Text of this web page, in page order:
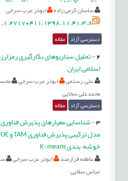
ساسان کرمی زاده ابوذر عرب سرخی
دسترسی آزاد مقاله
2
-تحلیل سناریو‌های بکارگیری
اسلامی ایران
علی رستمی ابوذر عرب سرخی
محمدعلی سخایی
دسترسی آزاد مقاله
3
-شناسایی معیارهای پذیرش فناوری
خوشه¬بندی K-means
عاطفه فرازمند ابوذر عرب سرخی
عباس سقایی